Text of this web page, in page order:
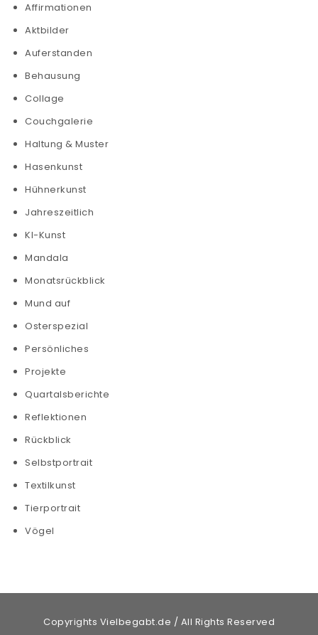
Affirmationen
Aktbilder
Auferstanden
Behausung
Collage
Couchgalerie
Haltung & Muster
Hasenkunst
Hühnerkunst
Jahreszeitlich
KI-Kunst
Mandala
Monatsrückblick
Mund auf
Osterspezial
Persönliches
Projekte
Quartalsberichte
Reflektionen
Rückblick
Selbstportrait
Textilkunst
Tierportrait
Vögel
Copyrights Vielbegabt.de / All Rights Reserved